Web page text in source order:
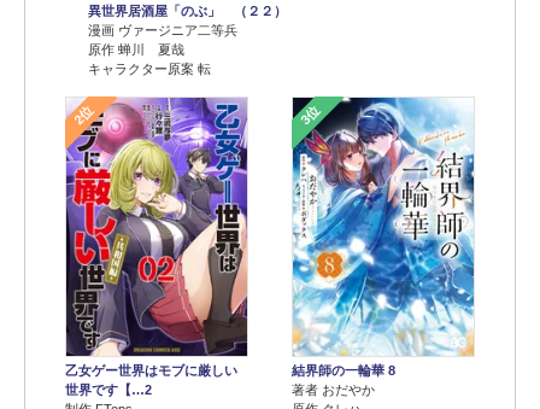
異世界居酒屋「のぶ」 （２２）
漫画 ヴァージニア二等兵
原作 蝉川 夏哉
キャラクター原案 転
2位
乙女ゲー世界はモブに厳しい
世界です【…2
3位
結界師の一輪華 8
著者 おだやか